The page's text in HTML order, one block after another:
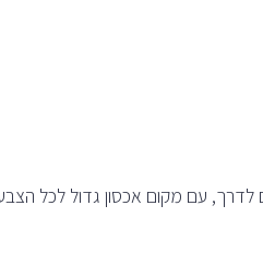
לדרך, עם מקום אכסון גדול לכל